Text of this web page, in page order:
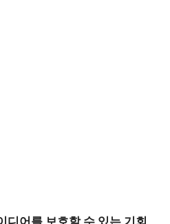
디어를 보호할 수 있는 기회